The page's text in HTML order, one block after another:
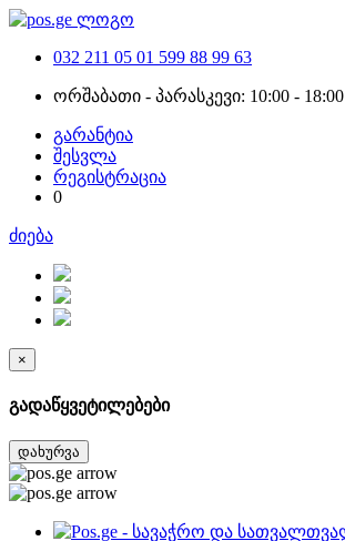
032 211 05 01 599 88 99 63
ორშაბათი - პარასკევი: 10:00 - 18:00
გარანტია
შესვლა
რეგისტრაცია
0
ძიება
×
გადაწყვეტილებები
დახურვა